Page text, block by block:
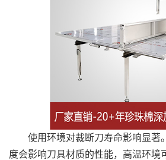
使用环境对裁断刀寿命影响显著
度会影响刀具材质的性能，高温环境